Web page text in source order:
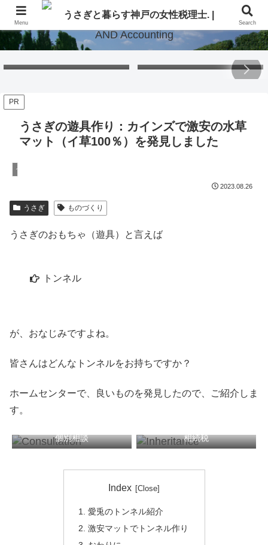
Free Gift – Kuma’s
「くまちゃんポストカード」
PR
うさぎの遊具作り：カインズで激安の水草
マット（イ草100％）を発見しました
うさぎ
2023.08.26
うさぎ ものづくり
うさぎのおもちゃ（遊具）と言えば
トンネル
が、おなじみですよね。
皆さんはどんなトンネルをお持ちですか？
ホームセンターで、良いものを発見したので、ご紹介しま
す。
個別相談 相続税
税務顧問 確定申告
Index
愛兎のトンネル紹介
激安マットでトンネル作り
Menu Search